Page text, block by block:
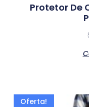
Protetor De
Oferta!